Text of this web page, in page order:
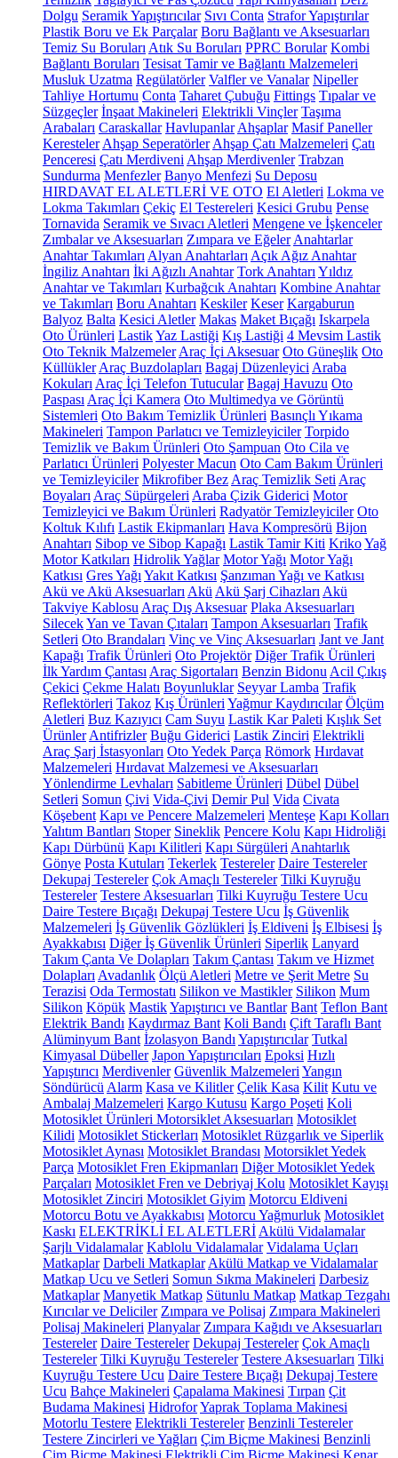
Dolgu Seramik Yapıştırıcılar Sıvı Conta Strafor Yapıştırılar
Plastik Boru ve Ek Parçalar Boru Bağlantı ve Aksesuarları
Temiz Su Boruları Atık Su Boruları PPRC Borular Kombi
Bağlantı Boruları Tesisat Tamir ve Bağlantı Malzemeleri
Musluk Uzatma Regülatörler Valfler ve Vanalar Nipeller
Tahliye Hortumu Conta Taharet Çubuğu Fittings Tıpalar ve
Süzgeçler İnşaat Makineleri Elektrikli Vinçler Taşıma
Arabaları Caraskallar Havlupanlar Ahşaplar Masif Paneller
Keresteler Ahşap Seperatörler Ahşap Çatı Malzemeleri Çatı
Penceresi Çatı Merdiveni Ahşap Merdivenler Trabzan
Sundurma Menfezler Banyo Menfezi Su Deposu
HIRDAVAT EL ALETLERİ VE OTO El Aletleri Lokma ve
Lokma Takımları Çekiç El Testereleri Kesici Grubu Pense
Tornavida Seramik ve Sıvacı Aletleri Mengene ve İşkenceler
Zımbalar ve Aksesuarları Zımpara ve Eğeler Anahtarlar
Anahtar Takımları Alyan Anahtarları Açık Ağız Anahtar
İngiliz Anahtarı İki Ağızlı Anahtar Tork Anahtarı Yıldız
Anahtar ve Takımları Kurbağcık Anahtarı Kombine Anahtar
ve Takımları Boru Anahtarı Keskiler Keser Kargaburun
Balyoz Balta Kesici Aletler Makas Maket Bıçağı Iskarpela
Oto Ürünleri LastikYaz Lastiği Kış Lastiği 4 Mevsim Lastik
Oto Teknik Malzemeler Araç İçi Aksesuar Oto Güneşlik Oto
Küllükler Araç Buzdolapları Bagaj Düzenleyici Araba
Kokuları Araç İçi Telefon Tutucular Bagaj Havuzu Oto
Paspası Araç İçi Kamera Oto Multimedya ve Görüntü
Sistemleri Oto Bakım Temizlik Ürünleri Basınçlı Yıkama
Makineleri Tampon Parlatıcı ve Temizleyiciler Torpido
Temizlik ve Bakım Ürünleri Oto Şampuan Oto Cila ve
Parlatıcı Ürünleri Polyester Macun Oto Cam Bakım Ürünleri
ve Temizleyiciler Mikrofiber Bez Araç Temizlik Seti Araç
Boyaları Araç Süpürgeleri Araba Çizik Giderici Motor
Temizleyici ve Bakım Ürünleri Radyatör Temizleyiciler Oto
Koltuk Kılıfı Lastik Ekipmanları Hava Kompresörü Bijon
Anahtarı Sibop ve Sibop Kapağı Lastik Tamir Kiti KrikoYağ
Motor Katkıları Hidrolik Yağlar Motor Yağı Motor Yağı
Katkısı Gres Yağı Yakıt Katkısı Şanzıman Yağı ve Katkısı
Akü ve Akü Aksesuarları Akü Akü Şarj Cihazları Akü
Takviye Kablosu Araç Dış Aksesuar Plaka Aksesuarları
SilecekYan ve Tavan Çıtaları Tampon Aksesuarları Trafik
Setleri Oto Brandaları Vinç ve Vinç Aksesuarları Jant ve Jant
Kapağı Trafik Ürünleri Oto Projektör Diğer Trafik Ürünleri
İlk Yardım Çantası Araç Sigortaları Benzin Bidonu Acil Çıkış
Çekici Çekme Halatı Boyunluklar Seyyar Lamba Trafik
Reflektörleri Takoz Kış Ürünleri Yağmur Kaydırıcılar Ölçüm
Aletleri Buz Kazıyıcı Cam Suyu Lastik Kar Paleti Kışlık Set
Ürünler Antifrizler Buğu Giderici Lastik Zinciri Elektrikli
Araç Şarj İstasyonları Oto Yedek Parça Römork Hırdavat
Malzemeleri Hırdavat Malzemesi ve Aksesuarları
Yönlendirme Levhaları Sabitleme Ürünleri Dübel Dübel
Setleri Somun Çivi Vida-Çivi Demir Pul Vida Civata
Köşebent Kapı ve Pencere Malzemeleri Menteşe Kapı Kolları
Yalıtım Bantları Stoper Sineklik Pencere Kolu Kapı Hidroliği
Kapı Dürbünü Kapı Kilitleri Kapı Sürgüleri Anahtarlık
Gönye Posta Kutuları Tekerlek Testereler Daire Testereler
Dekupaj Testereler Çok Amaçlı Testereler Tilki Kuyruğu
Testereler Testere Aksesuarları Tilki Kuyruğu Testere Ucu
Daire Testere Bıçağı Dekupaj Testere Ucu İş Güvenlik
Malzemeleri İş Güvenlik Gözlükleri İş Eldiveni İş Elbisesi İş
Ayakkabısı Diğer İş Güvenlik Ürünleri Siperlik Lanyard
Takım Çanta Ve Dolapları Takım Çantası Takım ve Hizmet
Dolapları Avadanlık Ölçü Aletleri Metre ve Şerit Metre Su
Terazisi Oda Termostatı Silikon ve Mastikler Silikon Mum
Silikon Köpük MastikYapıştırıcı ve Bantlar Bant Teflon Bant
Elektrik Bandı Kaydırmaz Bant Koli Bandı Çift Taraflı Bant
Alüminyum Bant İzolasyon Bandı Yapıştırıcılar Tutkal
Kimyasal Dübeller Japon Yapıştırıcıları Epoksi Hızlı
Yapıştırıcı Merdivenler Güvenlik Malzemeleri Yangın
Söndürücü Alarm Kasa ve Kilitler Çelik Kasa Kilit Kutu ve
Ambalaj Malzemeleri Kargo Kutusu Kargo Poşeti Koli
Motosiklet Ürünleri Motorsiklet Aksesuarları Motosiklet
Kilidi Motosiklet Stickerları Motosiklet Rüzgarlık ve Siperlik
Motosiklet Aynası Motosiklet Brandası Motorsiklet Yedek
Parça Motosiklet Fren Ekipmanları Diğer Motosiklet Yedek
Parçaları Motosiklet Fren ve Debriyaj Kolu Motosiklet Kayışı
Motosiklet Zinciri Motosiklet Giyim Motorcu Eldiveni
Motorcu Botu ve Ayakkabısı Motorcu Yağmurluk Motosiklet
Kaskı ELEKTRİKLİ EL ALETLERİ Akülü Vidalamalar
Şarjlı Vidalamalar Kablolu Vidalamalar Vidalama Uçları
Matkaplar Darbeli Matkaplar Akülü Matkap ve Vidalamalar
Matkap Ucu ve Setleri Somun Sıkma Makineleri Darbesiz
Matkaplar Manyetik Matkap Sütunlu Matkap Matkap Tezgahı
Kırıcılar ve Deliciler Zımpara ve Polisaj Zımpara Makineleri
Polisaj Makineleri Planyalar Zımpara Kağıdı ve Aksesuarları
Testereler Daire Testereler Dekupaj Testereler Çok Amaçlı
Testereler Tilki Kuyruğu Testereler Testere Aksesuarları Tilki
Kuyruğu Testere Ucu Daire Testere Bıçağı Dekupaj Testere
Ucu Bahçe Makineleri Çapalama Makinesi Tırpan Çit
Budama Makinesi HidroforYaprak Toplama Makinesi
Motorlu Testere Elektrikli Testereler Benzinli Testereler
Testere Zincirleri ve Yağları Çim Biçme Makinesi Benzinli
Çim Biçme Makinesi Elektrikli Çim Biçme Makinesi Kenar